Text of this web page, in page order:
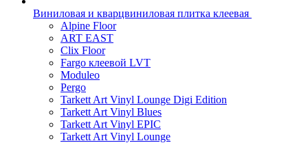
Виниловая и кварцвиниловая плитка клеевая
Alpine Floor
ART EAST
Clix Floor
Fargo клеевой LVT
Moduleo
Pergo
Tarkett Art Vinyl Lounge Digi Edition
Tarkett Art Vinyl Blues
Tarkett Art Vinyl EPIC
Tarkett Art Vinyl Lounge